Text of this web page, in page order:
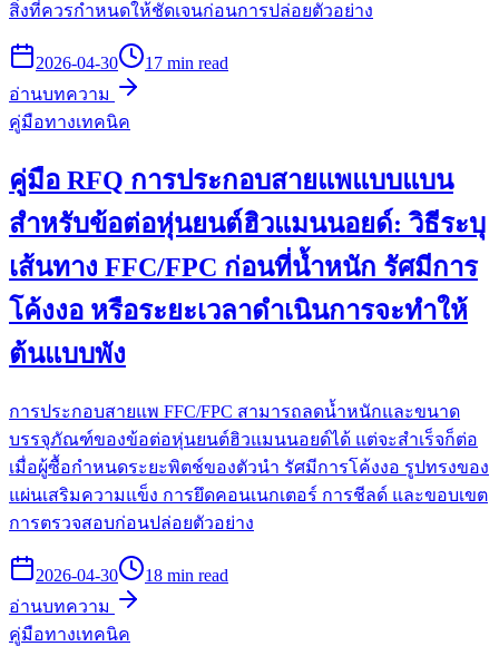
สิ่งที่ควรกำหนดให้ชัดเจนก่อนการปล่อยตัวอย่าง
2026-04-30
17 min read
อ่านบทความ
คู่มือทางเทคนิค
คู่มือ RFQ การประกอบสายแพแบบแบน
สำหรับข้อต่อหุ่นยนต์ฮิวแมนนอยด์: วิธีระบุ
เส้นทาง FFC/FPC ก่อนที่น้ำหนัก รัศมีการ
โค้งงอ หรือระยะเวลาดำเนินการจะทำให้
ต้นแบบพัง
การประกอบสายแพ FFC/FPC สามารถลดน้ำหนักและขนาด
บรรจุภัณฑ์ของข้อต่อหุ่นยนต์ฮิวแมนนอยด์ได้ แต่จะสำเร็จก็ต่อ
เมื่อผู้ซื้อกำหนดระยะพิตช์ของตัวนำ รัศมีการโค้งงอ รูปทรงของ
แผ่นเสริมความแข็ง การยึดคอนเนกเตอร์ การชีลด์ และขอบเขต
การตรวจสอบก่อนปล่อยตัวอย่าง
2026-04-30
18 min read
อ่านบทความ
คู่มือทางเทคนิค